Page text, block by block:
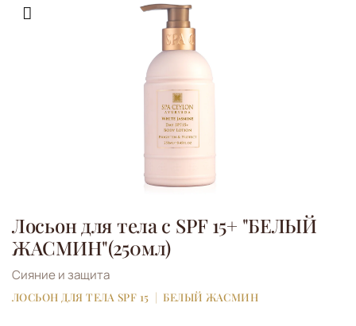
Лосьон для тела c SPF 15+ "БЕЛЫЙ
ЖАСМИН"(250мл)
Сияние и защита
ЛОСЬОН ДЛЯ ТЕЛА SPF 15 БЕЛЫЙ ЖАСМИН